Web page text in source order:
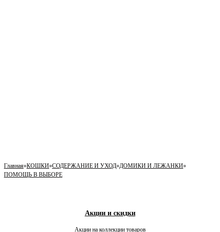
Главная»КОШКИ»СОДЕРЖАНИЕ И УХОД»ДОМИКИ И ЛЕЖАНКИ»
ПОМОЩЬ В ВЫБОРЕ
Акции и скидки
Акции на коллекции товаров